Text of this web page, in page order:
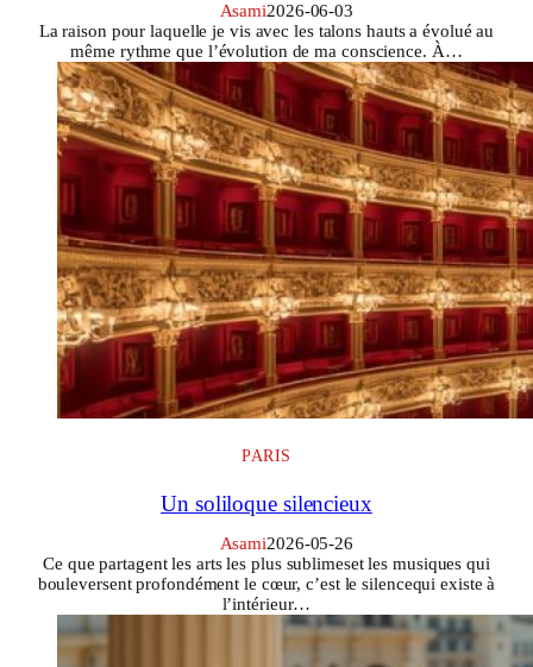
Asami2026-06-03
La raison pour laquelle je vis avec les talons hauts a évolué au
même rythme que l’évolution de ma conscience. À…
PARIS
Un soliloque silencieux
Asami2026-05-26
Ce que partagent les arts les plus sublimeset les musiques qui
bouleversent profondément le cœur, c’est le silencequi existe à
l’intérieur…